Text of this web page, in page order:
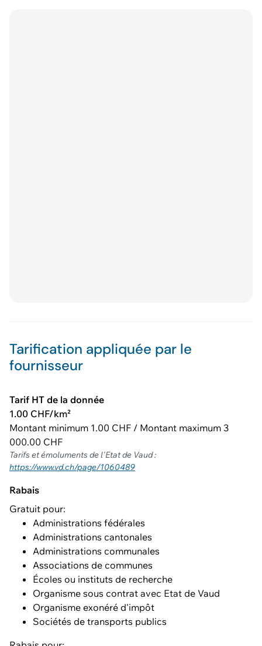
Tarification appliquée par le
fournisseur
Tarif HT de la donnée
1.00 CHF/km²
Montant minimum 1.00 CHF / Montant maximum 3
000.00 CHF
Tarifs et émoluments de l'Etat de Vaud :
https://www.vd.ch/page/1060489
Rabais
Gratuit pour:
Administrations fédérales
Administrations cantonales
Administrations communales
Associations de communes
Écoles ou instituts de recherche
Organisme sous contrat avec Etat de Vaud
Organisme exonéré d'impôt
Sociétés de transports publics